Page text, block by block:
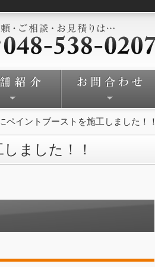
ペイントブーストを施工しました！！
ました！！